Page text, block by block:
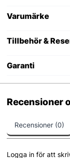
Varumärke
Tillbehör &
Garanti
Recensioner
Recensioner (0)
Logga in för att